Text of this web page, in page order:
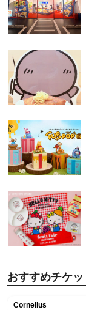
おすすめチケッ
Cornelius